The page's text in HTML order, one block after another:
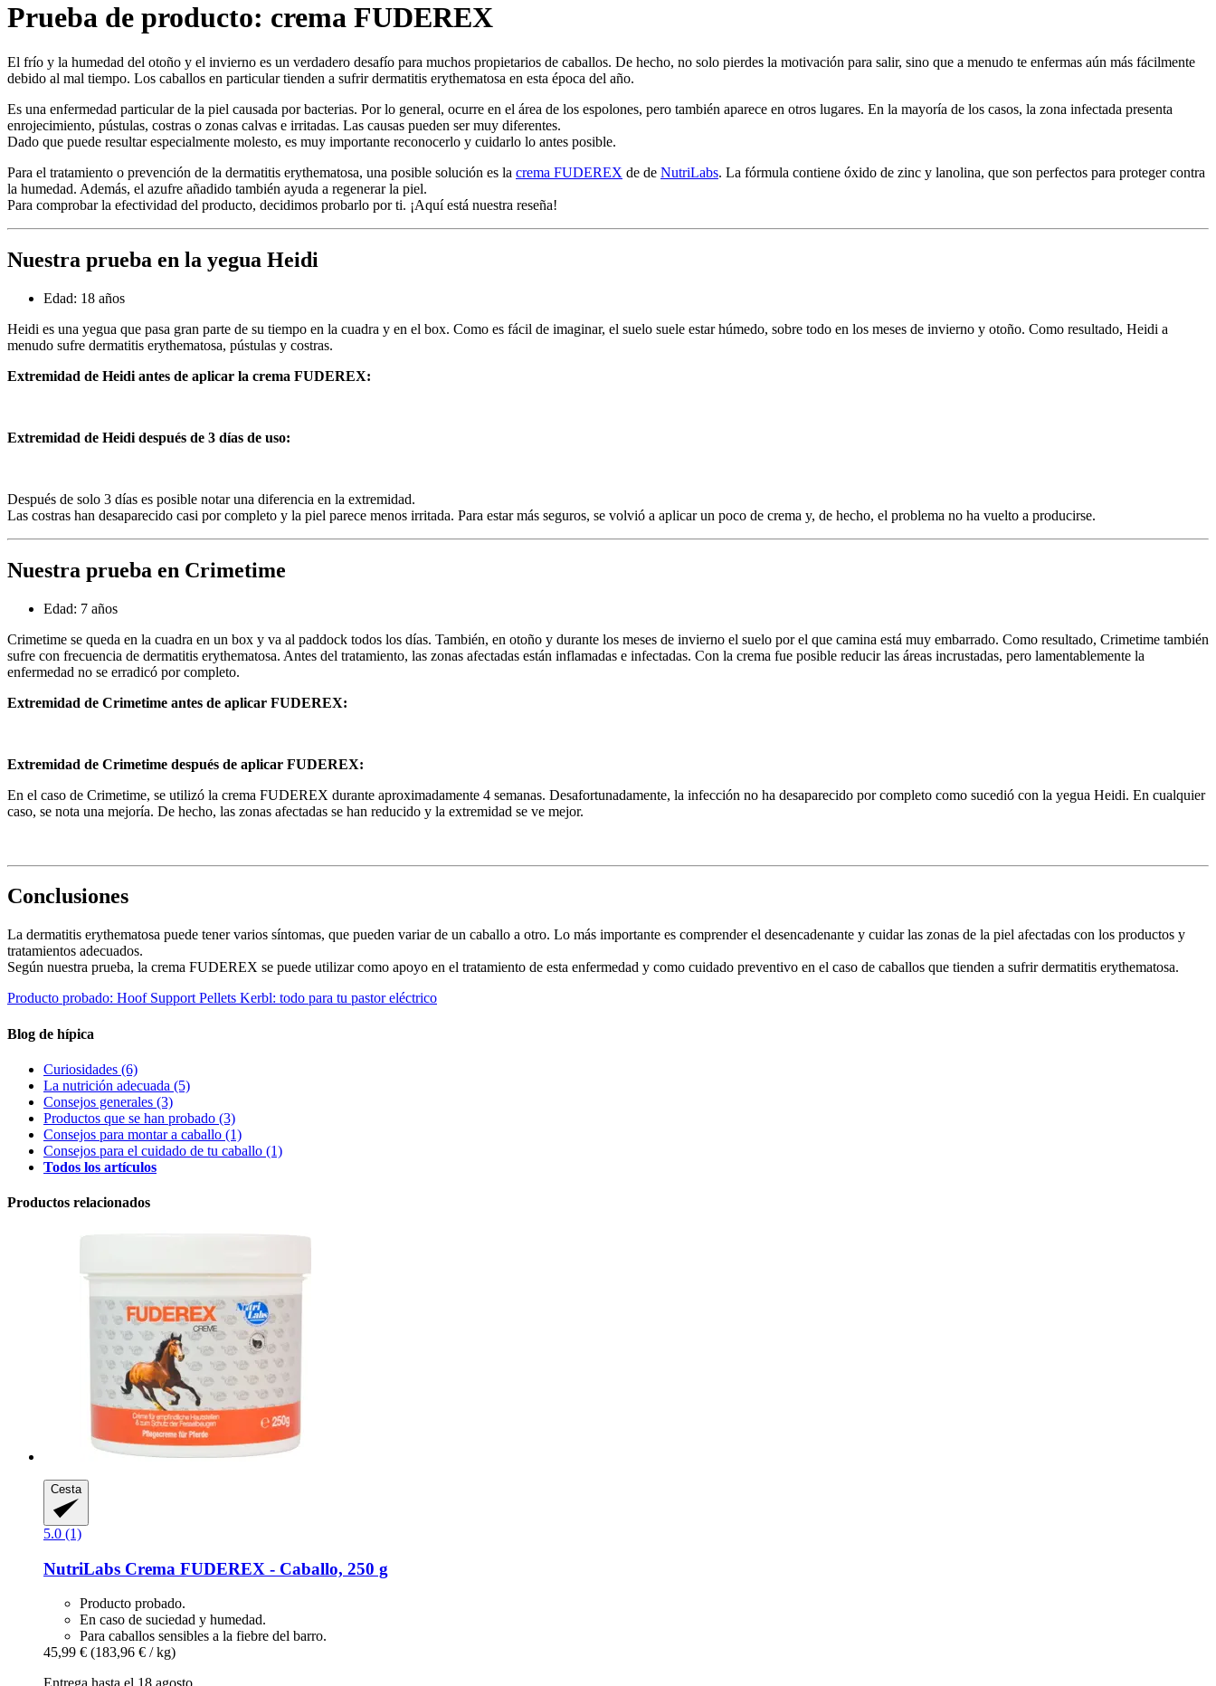
Prueba de producto: crema FUDEREX
El frío y la humedad del otoño y el invierno es un verdadero desafío para muchos propietarios de caballos. De hecho, no solo pierdes la motivación para salir, sino que a menudo te enfermas aún más fácilmente
debido al mal tiempo. Los caballos en particular tienden a sufrir dermatitis erythematosa en esta época del año.
Es una enfermedad particular de la piel causada por bacterias. Por lo general, ocurre en el área de los espolones, pero también aparece en otros lugares. En la mayoría de los casos, la zona infectada presenta
enrojecimiento, pústulas, costras o zonas calvas e irritadas. Las causas pueden ser muy diferentes.
Dado que puede resultar especialmente molesto, es muy importante reconocerlo y cuidarlo lo antes posible.
Para el tratamiento o prevención de la dermatitis erythematosa, una posible solución es la crema FUDEREX de de NutriLabs. La fórmula contiene óxido de zinc y lanolina, que son perfectos para proteger contra
la humedad. Además, el azufre añadido también ayuda a regenerar la piel.
Para comprobar la efectividad del producto, decidimos probarlo por ti. ¡Aquí está nuestra reseña!
Nuestra prueba en la yegua Heidi
Edad: 18 años
Heidi es una yegua que pasa gran parte de su tiempo en la cuadra y en el box. Como es fácil de imaginar, el suelo suele estar húmedo, sobre todo en los meses de invierno y otoño. Como resultado, Heidi a
menudo sufre dermatitis erythematosa, pústulas y costras.
Extremidad de Heidi antes de aplicar la crema FUDEREX:
Extremidad de Heidi después de 3 días de uso:
Después de solo 3 días es posible notar una diferencia en la extremidad.
Las costras han desaparecido casi por completo y la piel parece menos irritada. Para estar más seguros, se volvió a aplicar un poco de crema y, de hecho, el problema no ha vuelto a producirse.
Nuestra prueba en Crimetime
Edad: 7 años
Crimetime se queda en la cuadra en un box y va al paddock todos los días. También, en otoño y durante los meses de invierno el suelo por el que camina está muy embarrado. Como resultado, Crimetime también
sufre con frecuencia de dermatitis erythematosa. Antes del tratamiento, las zonas afectadas están inflamadas e infectadas. Con la crema fue posible reducir las áreas incrustadas, pero lamentablemente la
enfermedad no se erradicó por completo.
Extremidad de Crimetime antes de aplicar FUDEREX:
Extremidad de Crimetime después de aplicar FUDEREX:
En el caso de Crimetime, se utilizó la crema FUDEREX durante aproximadamente 4 semanas. Desafortunadamente, la infección no ha desaparecido por completo como sucedió con la yegua Heidi. En cualquier
caso, se nota una mejoría. De hecho, las zonas afectadas se han reducido y la extremidad se ve mejor.
Conclusiones
La dermatitis erythematosa puede tener varios síntomas, que pueden variar de un caballo a otro. Lo más importante es comprender el desencadenante y cuidar las zonas de la piel afectadas con los productos y
tratamientos adecuados.
Según nuestra prueba, la crema FUDEREX se puede utilizar como apoyo en el tratamiento de esta enfermedad y como cuidado preventivo en el caso de caballos que tienden a sufrir dermatitis erythematosa.
Producto probado: Hoof Support Pellets Kerbl: todo para tu pastor eléctrico
Blog de hípica
Curiosidades (6)
La nutrición adecuada (5)
Consejos generales (3)
Productos que se han probado (3)
Consejos para montar a caballo (1)
Consejos para el cuidado de tu caballo (1)
Todos los artículos
Productos relacionados
Cesta
5.0 (1)
NutriLabs Crema FUDEREX -​ Caballo, 250 g
Producto probado.
En caso de suciedad y humedad.
Para caballos sensibles a la fiebre del barro.
45,99 € (183,96 € / kg)